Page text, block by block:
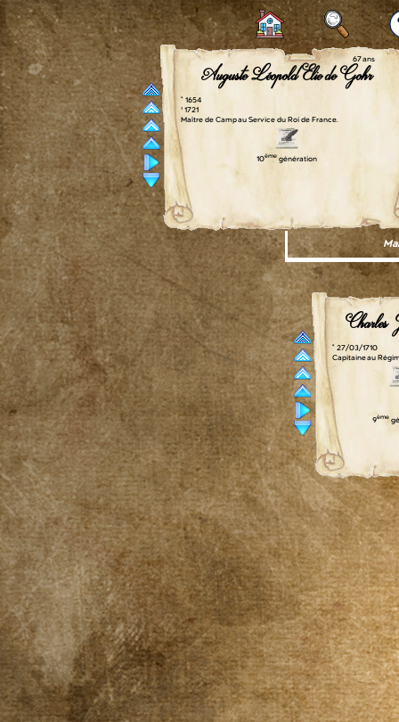
67 ans
Auguste Léopold Elie de Gohr
° 1654
† 1721
Maître de Camp au Service du Roi de France.
10ème génération
Charles
° 27/03/1710
Capitaine au
9ème